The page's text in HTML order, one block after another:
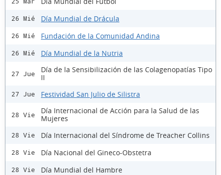
26 Mié Día Mundial de Drácula
26 Mié Fundación de la Comunidad Andina
26 Mié Día Mundial de la Nutria
27 Jue
Día de la Sensibilización de las Colagenopatías Tipo
II
27 Jue Festividad San Julio de Silistra
28 Vie
Día Internacional de Acción para la Salud de las
Mujeres
28 Vie Día Internacional del Síndrome de Treacher Collins
28 Vie Día Nacional del Gineco-Obstetra
28 Vie Día Mundial del Hambre